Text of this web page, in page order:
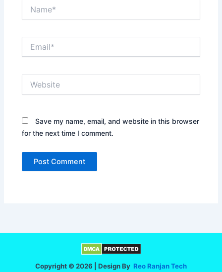
Save my name, email, and website in this browser
for the next time I comment.
Copyright © 2026 | Design By Reo Ranjan Tech